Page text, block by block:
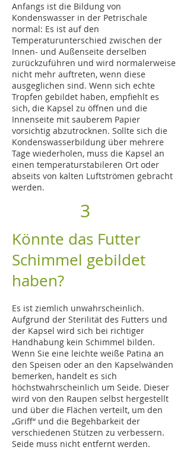
Anfangs ist die Bildung von
Kondenswasser in der Petrischale
normal: Es ist auf den
Temperaturunterschied zwischen der
Innen- und Außenseite derselben
zurückzuführen und wird normalerweise
nicht mehr auftreten, wenn diese
ausgeglichen sind. Wenn sich echte
Tropfen gebildet haben, empfiehlt es
sich, die Kapsel zu öffnen und die
Innenseite mit sauberem Papier
vorsichtig abzutrocknen. Sollte sich die
Kondenswasserbildung über mehrere
Tage wiederholen, muss die Kapsel an
einen temperaturstabileren Ort oder
abseits von kalten Luftströmen gebracht
werden.
3
Könnte das Futter
Schimmel gebildet
haben?
Es ist ziemlich unwahrscheinlich.
Aufgrund der Sterilität des Futters und
der Kapsel wird sich bei richtiger
Handhabung kein Schimmel bilden.
Wenn Sie eine leichte weiße Patina an
den Speisen oder an den Kapselwänden
bemerken, handelt es sich
höchstwahrscheinlich um Seide. Dieser
wird von den Raupen selbst hergestellt
und über die Flächen verteilt, um den
„Griff“ und die Begehbarkeit der
verschiedenen Stützen zu verbessern.
Seide muss nicht entfernt werden.